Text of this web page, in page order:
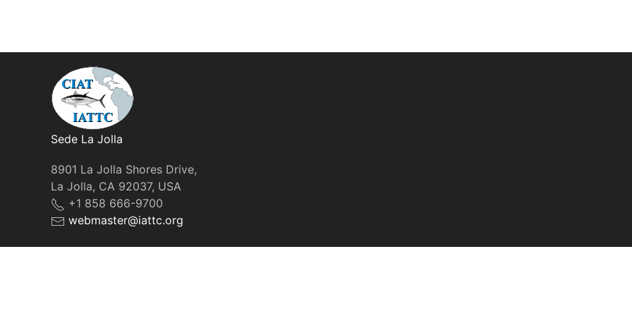
Sede La Jolla
8901 La Jolla Shores Drive,
La Jolla, CA 92037, USA
+1 858 666-9700
webmaster@iattc.org